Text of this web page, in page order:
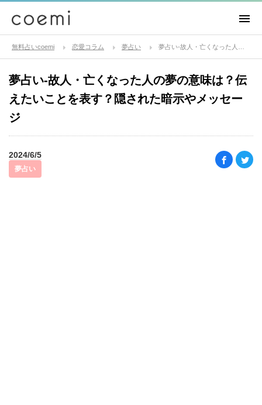
無料占いcoemi 恋愛コラム 夢占い
夢占い-故人・亡くなった人の夢の意味は？伝
えたいことを表す？隠された暗示やメッセー
ジ
2024/6/5
夢占い